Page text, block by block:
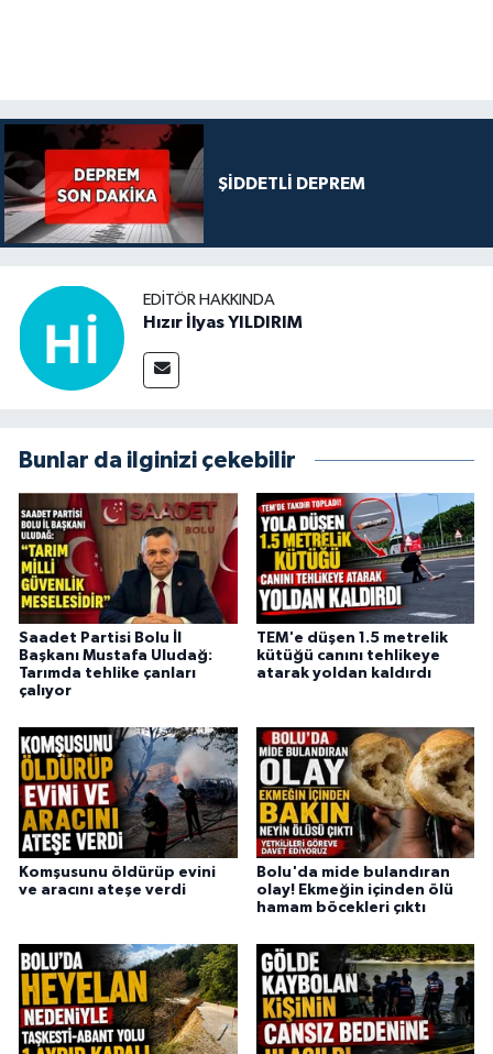
ŞİDDETLİ DEPREM
EDITÖR HAKKINDA
Hızır İlyas YILDIRIM
Bunlar da ilginizi çekebilir
Saadet Partisi Bolu İl
Başkanı Mustafa Uludağ:
Tarımda tehlike çanları
çalıyor
TEM'e düşen 1.5 metrelik
kütüğü canını tehlikeye
atarak yoldan kaldırdı
Komşusunu öldürüp evini
ve aracını ateşe verdi
Bolu'da mide bulandıran
olay! Ekmeğin içinden ölü
hamam böcekleri çıktı